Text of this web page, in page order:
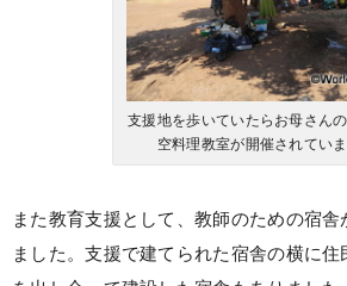
支援地を歩いていたらお母さん
空料理教室が開催されてい
また教育支援として、教師のための宿
ました。支援で建てられた宿舎の横に住